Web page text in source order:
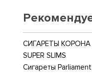
СИГАРЕТЫ КОРОНА
SUPER SLIMS
Сигареты